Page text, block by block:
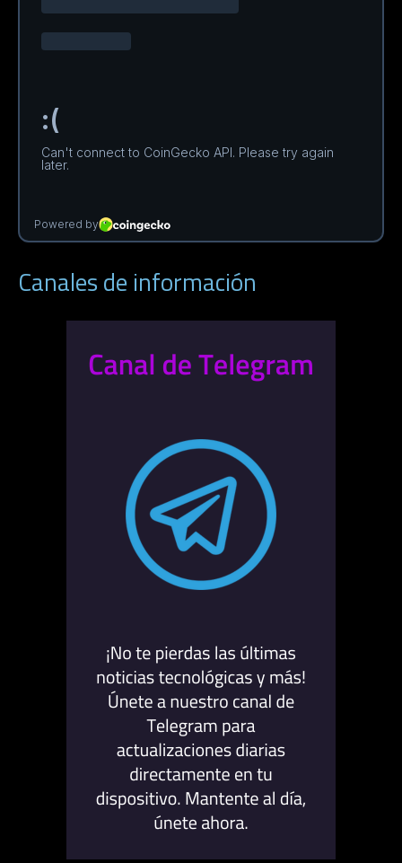
Canales de información